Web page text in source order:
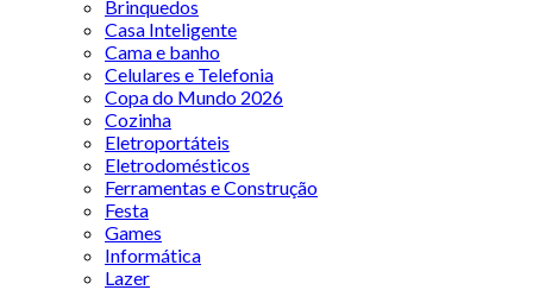
Brinquedos
Casa Inteligente
Cama e banho
Celulares e Telefonia
Copa do Mundo 2026
Cozinha
Eletroportáteis
Eletrodomésticos
Ferramentas e Construção
Festa
Games
Informática
Lazer